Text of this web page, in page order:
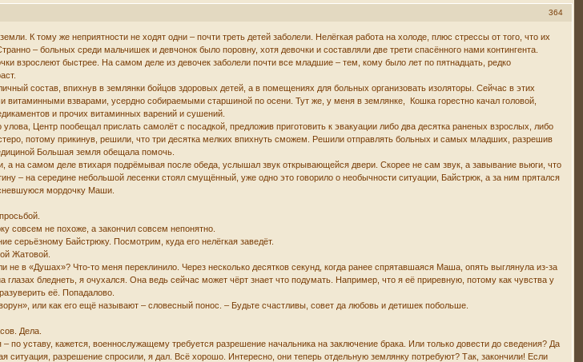
364
К тому же неприятности не ходят одни – почти треть детей заболели. Нелёгкая работа на холоде, плюс стрессы от того, что их
– больных среди мальчишек и девчонок было поровну, хотя девочки и составляли две трети спасённого нами контингента.
взрослеют быстрее. На самом деле из девочек заболели почти все младшие – тем, кому было лет по пятнадцать, редко
состав, впихнув в землянки бойцов здоровых детей, а в помещениях для больных организовать изоляторы. Сейчас в этих
взварами, усердно собираемыми старшиной по осени. Тут же, у меня в землянке, Кошка горестно качал головой,
и прочих витаминных варений и сушений.
Центр пообещал прислать самолёт с посадкой, предложив приготовить к эвакуации либо два десятка раненых взрослых, либо
потому прикинув, решили, что три десятка мелких впихнуть сможем. Решили отправлять больных и самых младших, разрешив
Большая земля обещала помочь.
на самом деле втихаря подрёмывая после обеда, услышал звук открывающейся двери. Скорее не сам звук, а завывание вьюги, что
– на середине небольшой лесенки стоял смущённый, уже одно это говорило о необычности ситуации, Байстрюк, а за ним прятался
мордочку Маши.
совсем не похоже, а закончил совсем непонятно.
Байстрюку. Посмотрим, куда его нелёгкая заведёт.
Жатовой.
в «Душах»? Что-то меня переклинило. Через несколько десятков секунд, когда ранее спрятавшаяся Маша, опять выглянула из-за
бледнеть, я очухался. Она ведь сейчас может чёрт знает что подумать. Например, что я её приревную, потому как чувства у
её. Попадалово.
или как его ещё называют – словесный понос. – Будьте счастливы, совет да любовь и детишек побольше.
Дела.
уставу, кажется, военнослужащему требуется разрешение начальника на заключение брака. Или только довести до сведения? Да
разрешение спросили, я дал. Всё хорошо. Интересно, они теперь отдельную землянку потребуют? Так, закончили! Если